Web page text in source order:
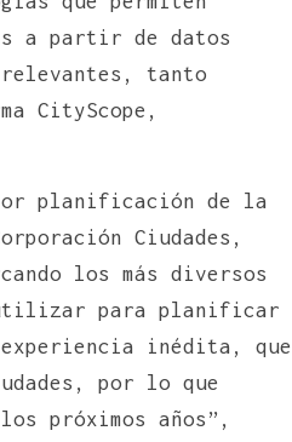
a partir de datos
relevantes, tanto
CityScope,
planificación de la
Ciudades,
los más diversos
utilizar para planificar
inédita, que
por lo que
próximos años”,